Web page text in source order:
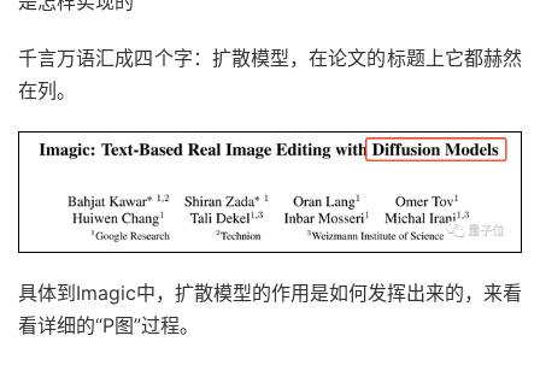
千言万语汇成四个字：扩散模型，在论文的标题上它都赫然
在列。
具体到Imagic中，扩散模型的作用是如何发挥出来的，来看
看详细的“P图”过程。